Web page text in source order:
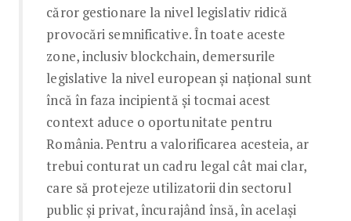
căror gestionare la nivel legislativ ridică
provocări semnificative. În toate aceste
zone, inclusiv blockchain, demersurile
legislative la nivel european şi naţional sunt
încă în faza incipientă şi tocmai acest
context aduce o oportunitate pentru
România. Pentru a valorificarea acesteia, ar
trebui conturat un cadru legal cât mai clar,
care să protejeze utilizatorii din sectorul
public şi privat, încurajând însă, în acelaşi